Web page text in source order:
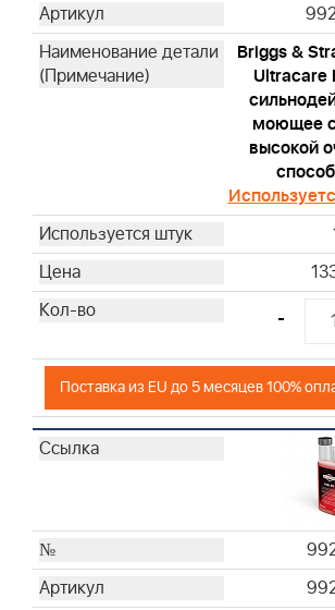
Briggs &
Ultracare
моющее
высокой
-
Поставка из EU до 5 месяцев 100%